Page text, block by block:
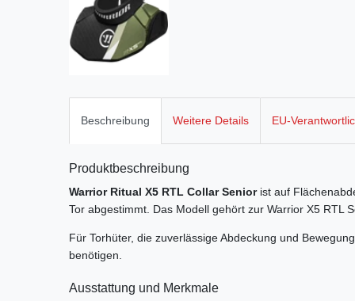
Beschreibung Weitere Details EU-
Produktbeschreibung
Warrior Ritual X5 RTL Collar Seniorist auf
Tor abgestimmt. Das Modell gehört zur Warrior X5 RTL
Für Torhüter, die zuverlässige Abdeckung und
benötigen.
Ausstattung und Merkmale